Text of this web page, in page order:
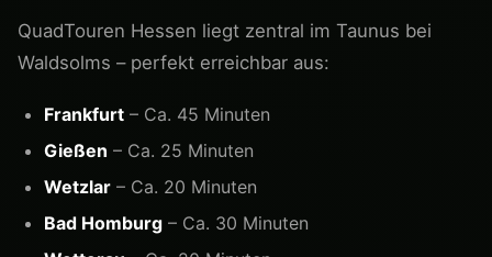
QuadTouren Hessen liegt zentral im Taunus bei
Waldsolms – perfekt erreichbar aus:
Frankfurt – Ca. 45 Minuten
Gießen – Ca. 25 Minuten
Wetzlar – Ca. 20 Minuten
Bad Homburg – Ca. 30 Minuten